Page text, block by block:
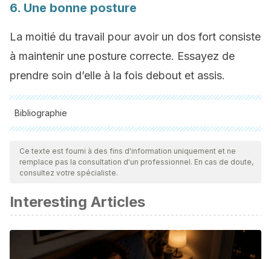
6. Une bonne posture
La moitié du travail pour avoir un dos fort consiste
à maintenir une posture correcte. Essayez de
prendre soin d’elle à la fois debout et assis.
Bibliographie
Toutes les sources citées ont été examinées en profondeur
par notre équipe pour garantir leur qualité, leur fiabilité, leur
actualité et leur validité. La bibliographie de cet article a été
ou scientifique
Chou, R., Qaseem, A., Snow, V., Casey, D., Cross, J. T.,
Shekelle, P., … Owens, D. (2007). Diagnosis and treatment
of low back pain: A joint clinical practice guideline from the
Ce texte est fourni à des fins d'information uniquement et ne
remplace pas la consultation d'un professionnel. En cas de doute,
consultez votre spécialiste.
Interesting Articles